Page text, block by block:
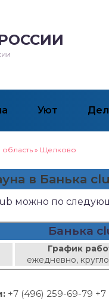
Уют
» Щелково
в Банька
можно по
Банька
График
ежедневно,
+7 (496) 259-69-79 +7